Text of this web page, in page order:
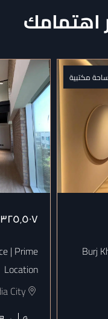
اهتمامك
مكتبية
Burj
٣٢٥٬٥٠٧
| Prime
Location
City